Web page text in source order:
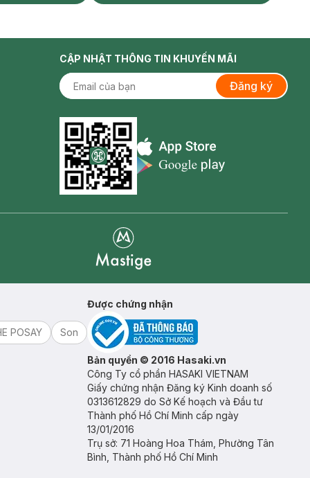
CẬP NHẬT THÔNG TIN KHUYẾN MÃI
Đăng ký
Appstore icon
POSAY
Son
Được chứng nhận
Bản quyền © 2016 Hasaki.vn
Công Ty cổ phần HASAKI VIETNAM
Giấy chứng nhận Đăng ký Kinh doanh số
0313612829 do Sở Kế hoạch và Đầu tư
Thành phố Hồ Chí Minh cấp ngày
13/01/2016
Trụ sở: 71 Hoàng Hoa Thám, Phường Tân
Bình, Thành phố Hồ Chí Minh